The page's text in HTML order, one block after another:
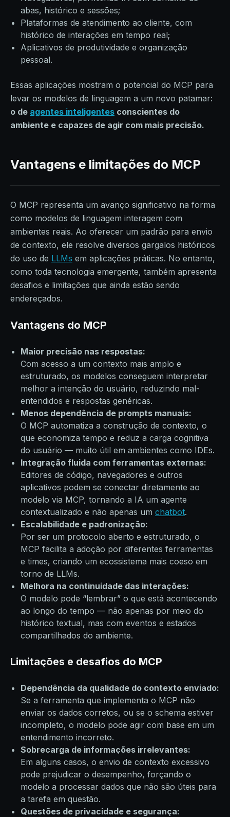
abas, histórico e sessões;
Plataformas de atendimento ao cliente, com
histórico de interações em tempo real;
Aplicativos de produtividade e organização
pessoal.
Essas aplicações mostram o potencial do MCP para
levar os modelos de linguagem a um novo patamar:
o de agentes inteligentes conscientes do
ambiente e capazes de agir com mais precisão.
Vantagens e limitações do MCP
O MCP representa um avanço significativo na forma
como modelos de linguagem interagem com
ambientes reais. Ao oferecer um padrão para envio
de contexto, ele resolve diversos gargalos históricos
do uso de LLMs em aplicações práticas. No entanto,
como toda tecnologia emergente, também apresenta
desafios e limitações que ainda estão sendo
endereçados.
Vantagens do MCP
Maior precisão nas respostas:
Com acesso a um contexto mais amplo e
estruturado, os modelos conseguem interpretar
melhor a intenção do usuário, reduzindo mal-
entendidos e respostas genéricas.
Menos dependência de prompts manuais:
O MCP automatiza a construção de contexto, o
que economiza tempo e reduz a carga cognitiva
do usuário — muito útil em ambientes como IDEs.
Integração fluida com ferramentas externas:
Editores de código, navegadores e outros
aplicativos podem se conectar diretamente ao
modelo via MCP, tornando a IA um agente
contextualizado e não apenas um chatbot.
Escalabilidade e padronização:
Por ser um protocolo aberto e estruturado, o
MCP facilita a adoção por diferentes ferramentas
e times, criando um ecossistema mais coeso em
torno de LLMs.
Melhora na continuidade das interações:
O modelo pode “lembrar” o que está acontecendo
ao longo do tempo — não apenas por meio do
histórico textual, mas com eventos e estados
compartilhados do ambiente.
Limitações e desafios do MCP
Dependência da qualidade do contexto enviado:
Se a ferramenta que implementa o MCP não
enviar os dados corretos, ou se o schema estiver
incompleto, o modelo pode agir com base em um
entendimento incorreto.
Sobrecarga de informações irrelevantes:
Em alguns casos, o envio de contexto excessivo
pode prejudicar o desempenho, forçando o
modelo a processar dados que não são úteis para
a tarefa em questão.
Questões de privacidade e segurança: